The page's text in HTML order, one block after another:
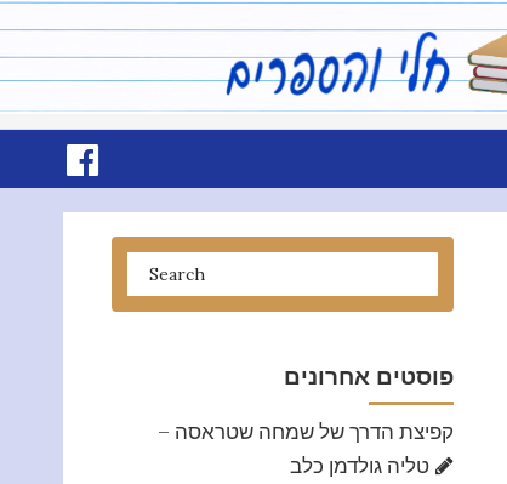
פוסטים אחרונים
קפיצת הדרך של שמחה שטראסה –
טליה גולדמן כלב